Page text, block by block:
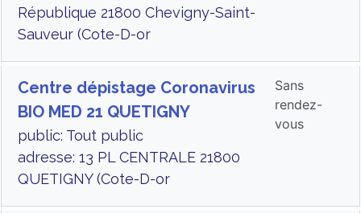
République 21800 Chevigny-Saint-
Sauveur (Cote-D-or
Centre dépistage Coronavirus
BIO MED 21 QUETIGNY
public: Tout public
adresse: 13 PL CENTRALE 21800
QUETIGNY (Cote-D-or
Sans
rendez-
vous